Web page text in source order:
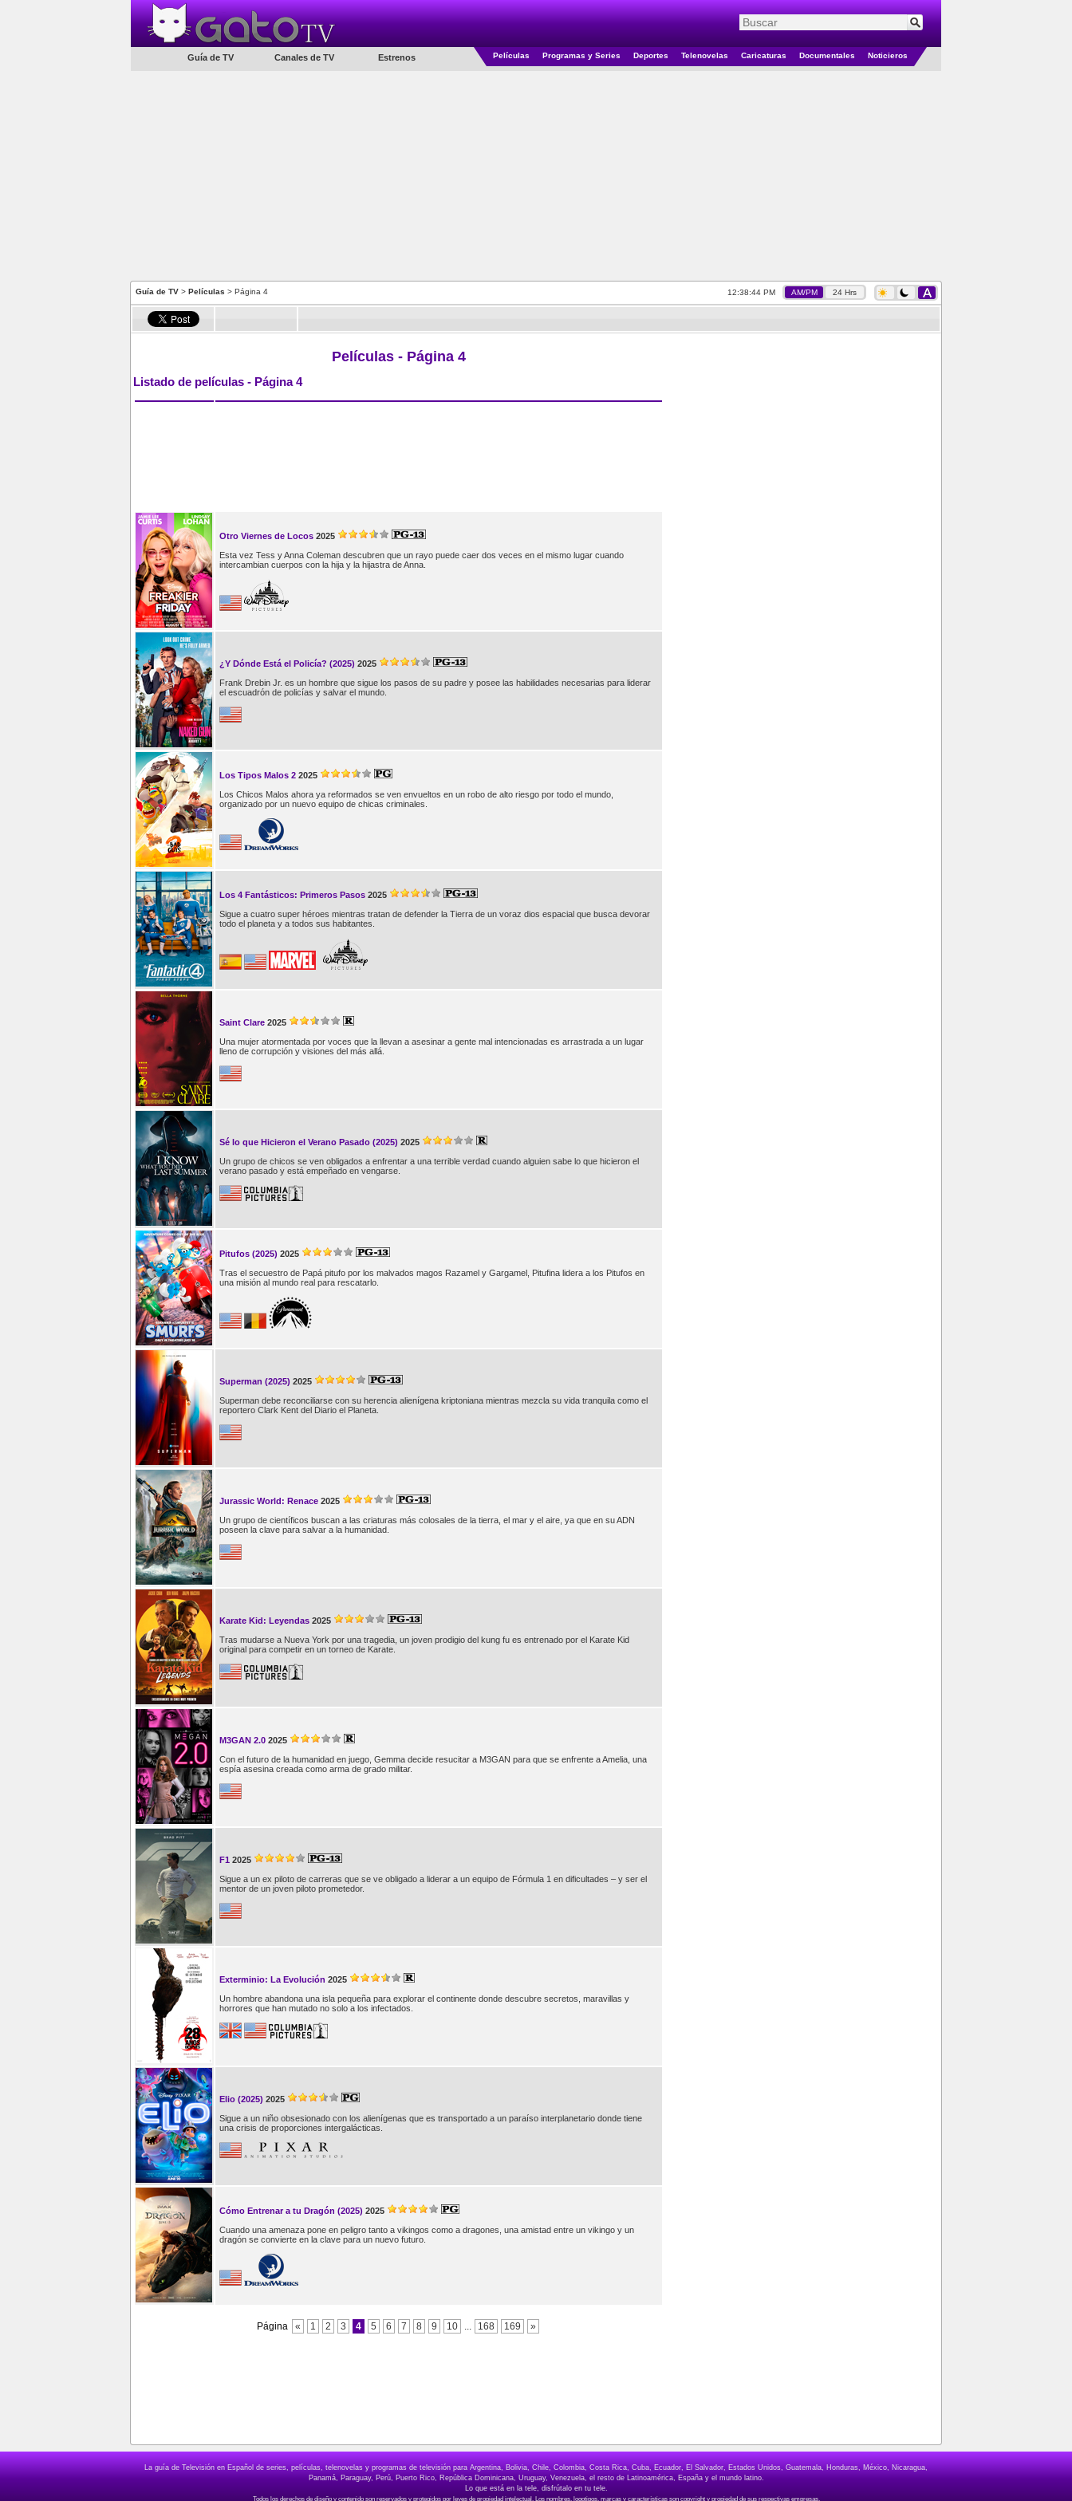
Guía de TV Canales de TV Estrenos Películas Programas y Series Deportes Telenovelas Caricaturas Documentales Noticieros
Guía de TV > Películas > Página 4 12:38:45 PM AM/PM 24 Hrs
Películas - Página 4
Listado de películas - Página 4
Otro Viernes de Locos 2025
Esta vez Tess y Anna Coleman descubren que un rayo puede caer dos veces en el mismo lugar cuando
intercambian cuerpos con la hija y la hijastra de Anna.
¿Y Dónde Está el Policía? (2025) 2025
Frank Drebin Jr. es un hombre que sigue los pasos de su padre y posee las habilidades necesarias para liderar
el escuadrón de policías y salvar el mundo.
Los Tipos Malos 2 2025
Los Chicos Malos ahora ya reformados se ven envueltos en un robo de alto riesgo por todo el mundo,
organizado por un nuevo equipo de chicas criminales.
Los 4 Fantásticos: Primeros Pasos 2025
Sigue a cuatro super héroes mientras tratan de defender la Tierra de un voraz dios espacial que busca devorar
todo el planeta y a todos sus habitantes.
Saint Clare 2025
Una mujer atormentada por voces que la llevan a asesinar a gente mal intencionadas es arrastrada a un lugar
lleno de corrupción y visiones del más allá.
Sé lo que Hicieron el Verano Pasado (2025) 2025
Un grupo de chicos se ven obligados a enfrentar a una terrible verdad cuando alguien sabe lo que hicieron el
verano pasado y está empeñado en vengarse.
Pitufos (2025) 2025
Tras el secuestro de Papá pitufo por los malvados magos Razamel y Gargamel, Pitufina lidera a los Pitufos en
una misión al mundo real para rescatarlo.
Superman (2025) 2025
Superman debe reconciliarse con su herencia alienígena kriptoniana mientras mezcla su vida tranquila como el
reportero Clark Kent del Diario el Planeta.
Jurassic World: Renace 2025
Un grupo de científicos buscan a las criaturas más colosales de la tierra, el mar y el aire, ya que en su ADN
poseen la clave para salvar a la humanidad.
Karate Kid: Leyendas 2025
Tras mudarse a Nueva York por una tragedia, un joven prodigio del kung fu es entrenado por el Karate Kid
original para competir en un torneo de Karate.
M3GAN 2.0 2025
Con el futuro de la humanidad en juego, Gemma decide resucitar a M3GAN para que se enfrente a Amelia, una
espía asesina creada como arma de grado militar.
F1 2025
Sigue a un ex piloto de carreras que se ve obligado a liderar a un equipo de Fórmula 1 en dificultades – y ser el
mentor de un joven piloto prometedor.
Exterminio: La Evolución 2025
Un hombre abandona una isla pequeña para explorar el continente donde descubre secretos, maravillas y
horrores que han mutado no solo a los infectados.
Elio (2025) 2025
Sigue a un niño obsesionado con los alienígenas que es transportado a un paraíso interplanetario donde tiene
una crisis de proporciones intergalácticas.
Cómo Entrenar a tu Dragón (2025) 2025
Cuando una amenaza pone en peligro tanto a vikingos como a dragones, una amistad entre un vikingo y un
dragón se convierte en la clave para un nuevo futuro.
Página « 1 2 3 4 5 6 7 8 9 10 ... 168 169 »
La guía de Televisión en Español de series, películas, telenovelas y programas de televisión para Argentina, Bolivia, Chile, Colombia, Costa Rica, Cuba, Ecuador, El Salvador, Estados Unidos, Guatemala, Honduras, México, Nicaragua,
Panamá, Paraguay, Perú, Puerto Rico, República Dominicana, Uruguay, Venezuela, el resto de Latinoamérica, España y el mundo latino.
Lo que está en la tele, disfrútalo en tu tele.